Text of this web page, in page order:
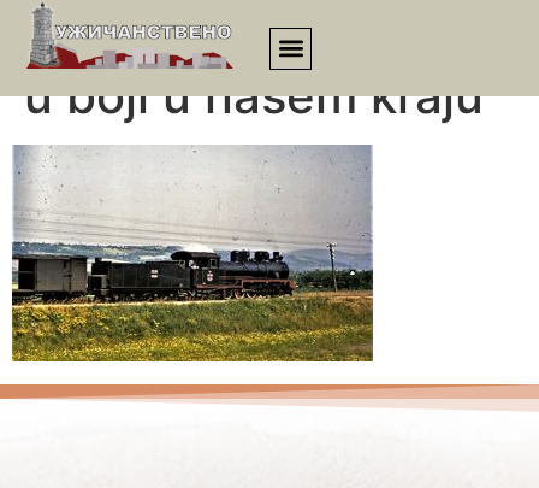
Prva ćirina fotgrafija
u boji u našem kraju